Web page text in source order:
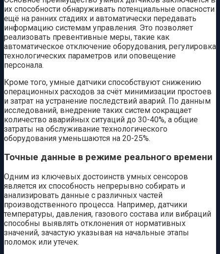
их способности обнаруживать потенциальные опасности
ещё на ранних стадиях и автоматически передавать
информацию системам управления. Это позволяет
реализовать превентивные меры, такие как
автоматическое отключение оборудования, регулировка
технологических параметров или оповещение
персонала.
Кроме того, умные датчики способствуют снижению
операционных расходов за счёт минимизации простоев
и затрат на устранение последствий аварий. По данным
исследований, внедрение таких систем сокращает
количество аварийных ситуаций до 30-40%, а общие
затраты на обслуживание технологического
оборудования уменьшаются на 20-25%.
Точные данные в режиме реального времени
Одним из ключевых достоинств умных сенсоров
является их способность непрерывно собирать и
анализировать данные с различных частей
производственного процесса. Например, датчики
температуры, давления, газового состава или вибраций
способны выявлять отклонения от нормативных
значений, зачастую указывая на начальные этапы
поломок или утечек.